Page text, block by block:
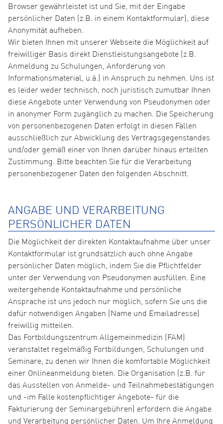
Browser gewährleistet ist und Sie, mit der Eingabe
persönlicher Daten (z.B. in einem Kontaktformular), diese
Anonymität aufheben.
Wir bieten Ihnen mit unserer Webseite die Möglichkeit auf
freiwilliger Basis direkt Dienstleistungsangebote (z.B.
Anmeldung zu Schulungen, Anforderung von
Informationsmaterial, u.ä.) in Anspruch zu nehmen. Uns ist
es leider weder technisch, noch juristisch zumutbar Ihnen
diese Angebote unter Verwendung von Pseudonymen oder
in anonymer Form zugänglich zu machen. Die Speicherung
von personenbezogenen Daten erfolgt in diesen Fällen
ausschließlich zur Abwicklung des Vertragsgegenstandes
und/oder gemäß einer von Ihnen darüber hinaus erteilten
Zustimmung. Bitte beachten Sie für die Verarbeitung
personenbezogener Daten den folgenden Abschnitt.
ANGABE UND VERARBEITUNG
PERSÖNLICHER DATEN
Die Möglichkeit der direkten Kontaktaufnahme über unser
Kontaktformular ist grundsätzlich auch ohne Angabe
persönlicher Daten möglich, indem Sie die Pflichtfelder
unter der Verwendung von Pseudonymen ausfüllen. Eine
weitergehende Kontaktaufnahme und persönliche
Ansprache ist uns jedoch nur möglich, sofern Sie uns die
dafür notwendigen Angaben (Name und Emailadresse)
freiwillig mitteilen.
Das Fortbildungszentrum Allgemeinmedizin (FAM)
veranstaltet regelmäßig Fortbildungen, Schulungen und
Seminare, zu denen wir Ihnen die komfortable Möglichkeit
einer Onlineanmeldung bieten. Die Organisation (z.B. für
das Ausstellen von Anmelde- und Teilnahmebestätigungen
und -im Falle kostenpflichtiger Angebote- für die
Fakturierung der Seminargebühren) erfordern die Angabe
und Verarbeitung persönlicher Daten. Um Ihre Anmeldung